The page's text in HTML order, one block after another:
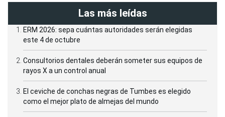
Las más leídas
ERM 2026: sepa cuántas autoridades serán elegidas
este 4 de octubre
Consultorios dentales deberán someter sus equipos de
rayos X a un control anual
El ceviche de conchas negras de Tumbes es elegido
como el mejor plato de almejas del mundo